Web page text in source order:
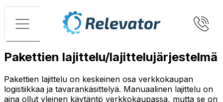
Valikko
Pakettien lajittelu/lajittelujärjestelmä
Pakettien lajittelu on keskeinen osa verkkokaupan
logistiikkaa ja tavarankäsittelyä. Manuaalinen lajittelu on
aina ollut yleinen käytäntö verkkokaupassa, mutta se on